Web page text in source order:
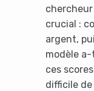
crucial :
argent,
modèle
ces
difficile